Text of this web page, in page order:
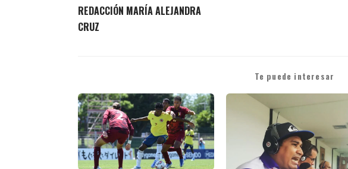
REDACCIÓN MARÍA ALEJANDRA
CRUZ
Te puede interesar